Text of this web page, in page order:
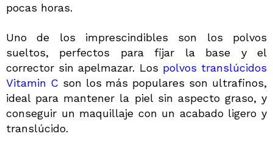
pocas horas.
Uno de los imprescindibles son los polvos
sueltos, perfectos para fijar la base y el
corrector sin apelmazar. Los polvos translúcidos
Vitamin C son los más populares son ultrafinos,
ideal para mantener la piel sin aspecto graso, y
conseguir un maquillaje con un acabado ligero y
translúcido.